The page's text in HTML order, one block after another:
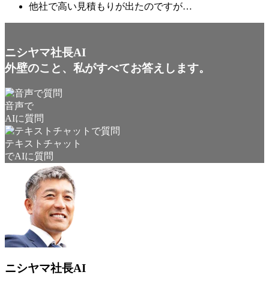
他社で高い見積もりが出たのですが…
ニシヤマ社長AI
外壁のこと、私がすべてお答えします。
音声で
AIに質問
テキストチャット
でAIに質問
ニシヤマ社長AI